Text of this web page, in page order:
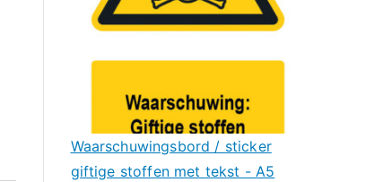
Waarschuwingsbord / sticker
giftige stoffen met tekst - A5